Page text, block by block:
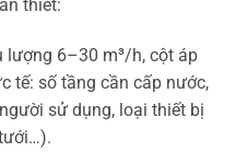
thiết:
6–30 m³/h, cột áp
tế: số tầng cần cấp nước,
sử dụng, loại thiết bị